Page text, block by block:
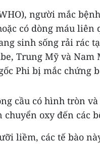
người mắc
có dòng máu liên
sinh sống rải rác
Trung Mỹ và Nam
Phi bị mắc chứng
cầu có hình tròn
oxy đến các
liềm, các tế bào